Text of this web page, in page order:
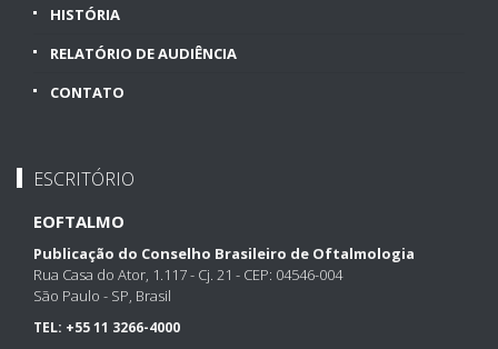
HISTÓRIA
RELATÓRIO DE AUDIÊNCIA
CONTATO
ESCRITÓRIO
EOFTALMO
Publicação do Conselho Brasileiro de Oftalmologia
Rua Casa do Ator, 1.117 - Cj. 21 - CEP: 04546-004
São Paulo - SP, Brasil
TEL: +55 11 3266-4000